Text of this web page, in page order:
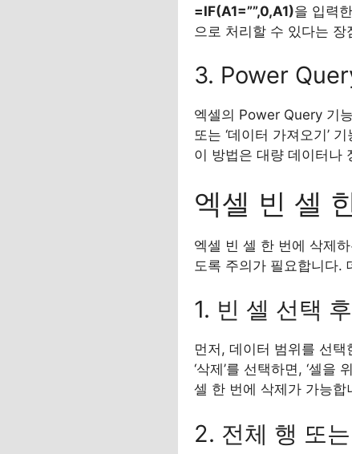
=IF(A1=””,0,A1)을 입력
으로 처리할 수 있다는 장
3. Power
엑셀의 Power Query 기
또는 ‘데이터 가져오기’
이 방법은 대량 데이터나
엑셀 빈 셀
엑셀 빈 셀 한 번에 삭제
도록 주의가 필요합니다.
1. 빈 셀 선택
먼저, 데이터 범위를 선택
‘삭제’를 선택하면, ‘셀을
셀 한 번에 삭제가 가능
2. 전체 행 또